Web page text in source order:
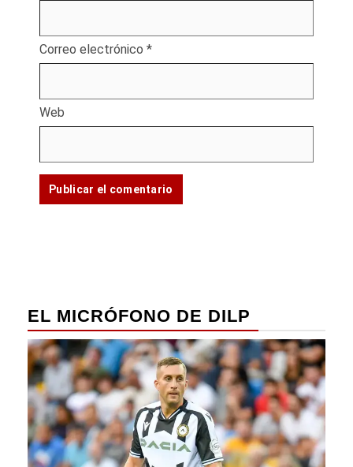
Correo electrónico *
Web
EL MICRÓFONO DE DILP